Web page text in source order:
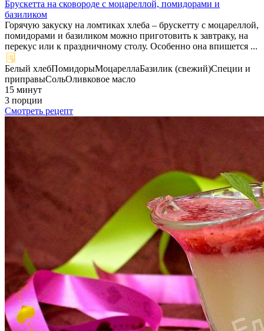
Брускетта на сковороде с моцареллой, помидорами и
базиликом
Горячую закуску на ломтиках хлеба – брускетту с моцареллой,
помидорами и базиликом можно приготовить к завтраку, на
перекус или к праздничному столу. Особенно она впишется ...
Белый хлебПомидорыМоцареллаБазилик (свежий)Специи и
приправыСольОливковое масло
15 минут
3 порции
Смотреть рецепт